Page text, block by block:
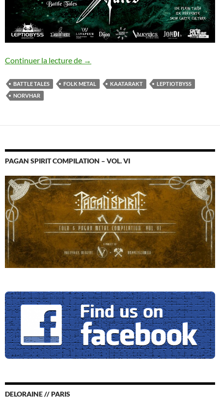
Continuer la lecture de Une date 100 % folk metal suisse
→
BATTLE TALES FOLK METAL KAATARAKT
LEPTIOTBYSS
NORVHAR
PAGAN SPIRIT COMPILATION – VOL. VI
DELORAINE // PARIS